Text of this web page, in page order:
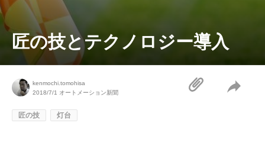
匠の技とテクノロジー導入
kenmochi.tomohisa
2018/7/1 オートメーション新聞
匠の技 灯台